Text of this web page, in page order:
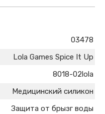
03478
Lola Games Spice It Up
8018-02lola
Медицинский силикон
Защита от брызг воды